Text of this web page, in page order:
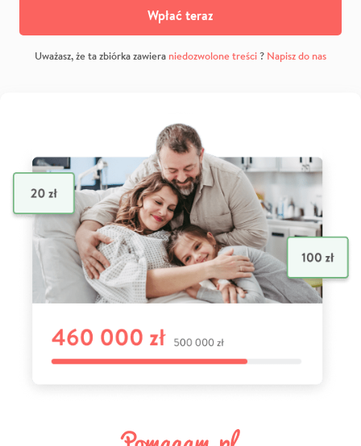
Wpłać teraz
Uważasz, że ta zbiórka zawiera niedozwolone treści? Napisz do nas